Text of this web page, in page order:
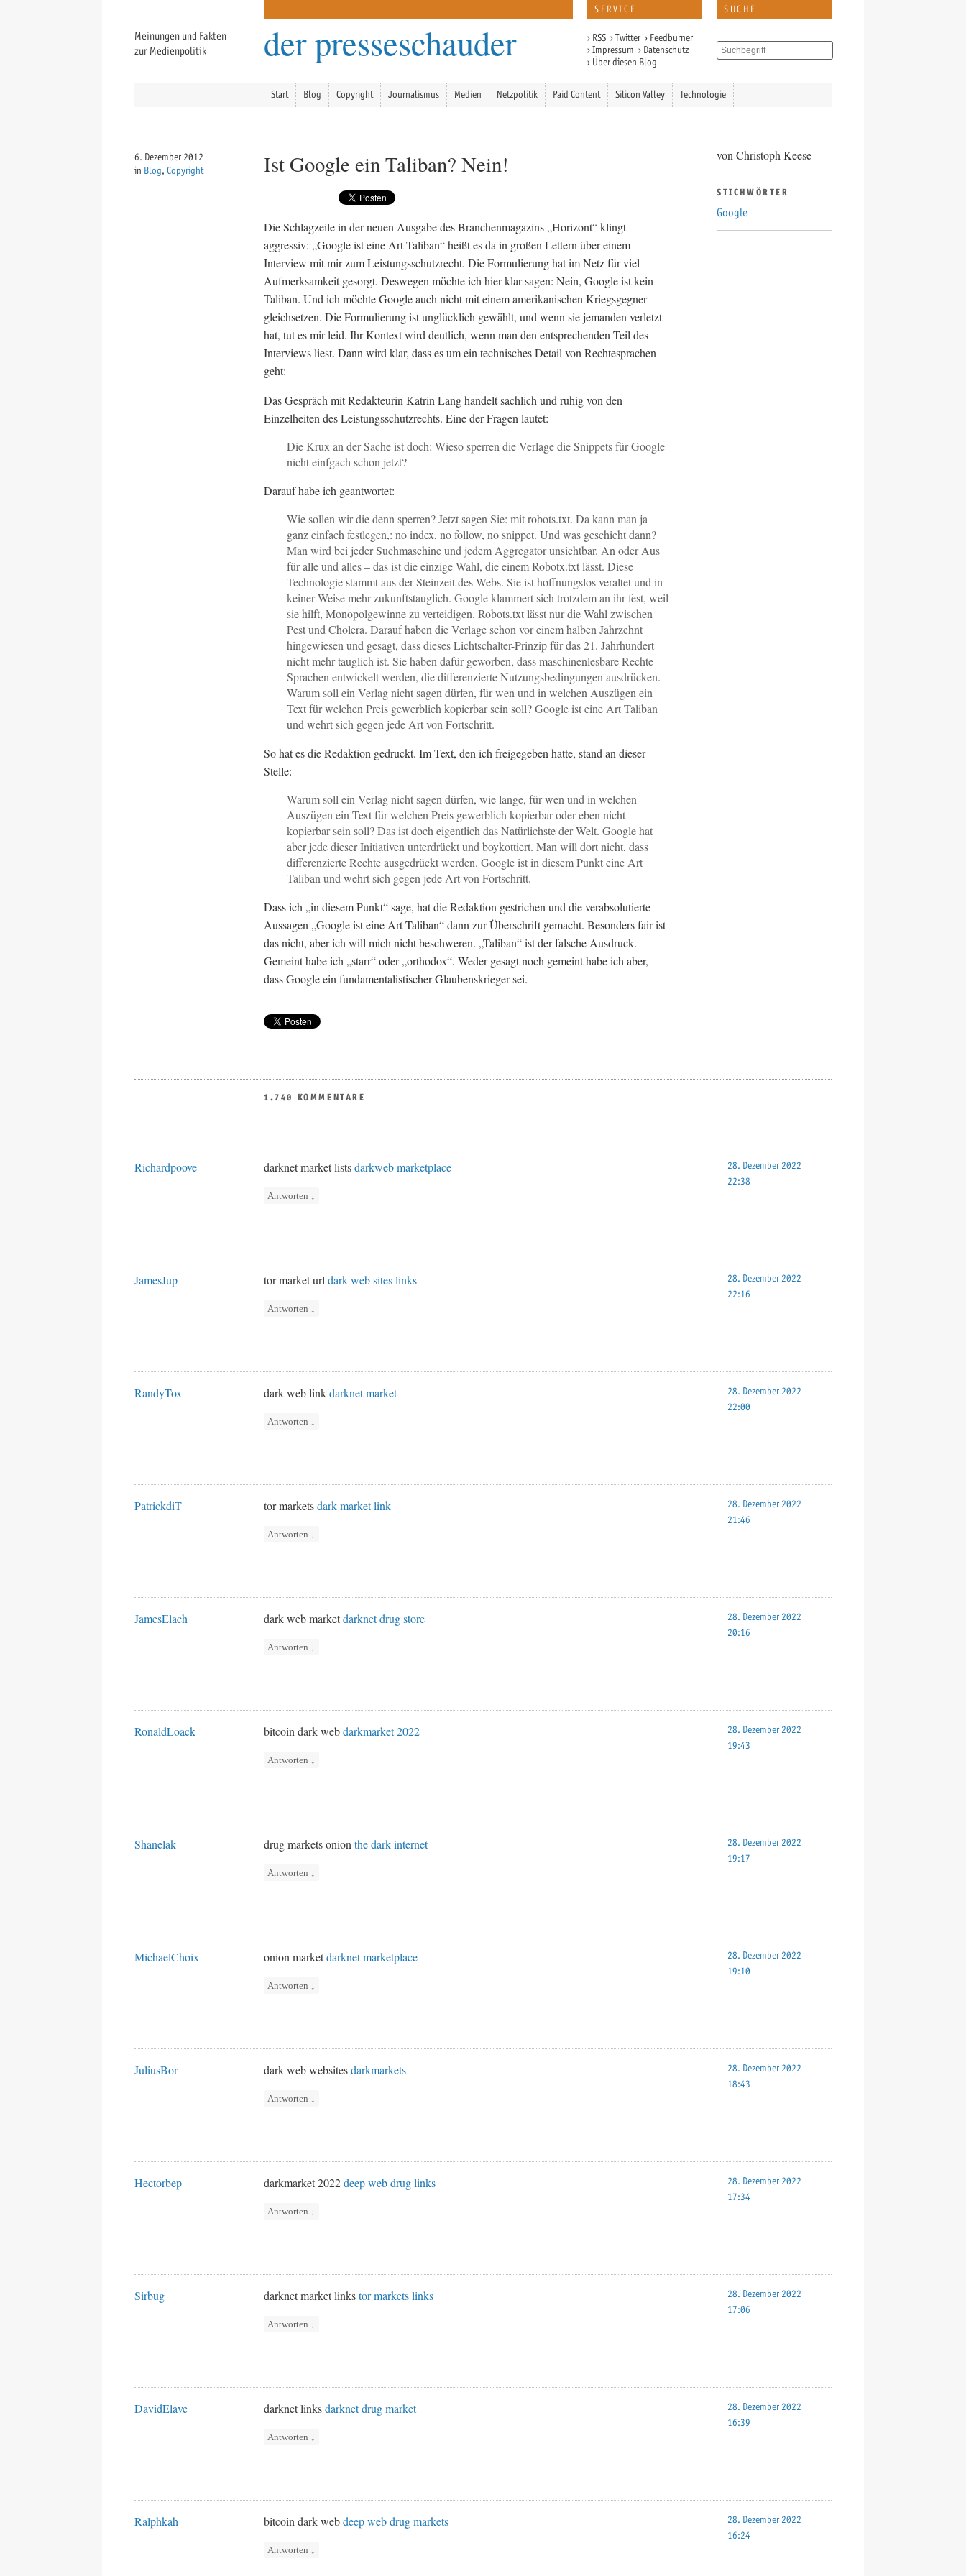
Meinungen und Fakten
zur Medienpolitik
der presseschauder
SERVICE
› RSS ›Twitter › Feedburner
›Impressum › Datenschutz
› Über diesen Blog
SUCHE
Start Blog Copyright Journalismus Medien Netzpolitik Paid Content Silicon Valley Technologie
6. Dezember 2012
in Blog, Copyright Ist Google ein Taliban? Nein!
Die Schlagzeile in der neuen Ausgabe des Branchenmagazins „Horizont“ klingt
aggressiv: „Google ist eine Art Taliban“ heißt es da in großen Lettern über einem
Interview mit mir zum Leistungsschutzrecht. Die Formulierung hat im Netz für viel
Aufmerksamkeit gesorgt. Deswegen möchte ich hier klar sagen: Nein, Google ist kein
Taliban. Und ich möchte Google auch nicht mit einem amerikanischen Kriegsgegner
gleichsetzen. Die Formulierung ist unglücklich gewählt, und wenn sie jemanden verletzt
hat, tut es mir leid. Ihr Kontext wird deutlich, wenn man den entsprechenden Teil des
Interviews liest. Dann wird klar, dass es um ein technisches Detail von Rechtesprachen
geht:
Das Gespräch mit Redakteurin Katrin Lang handelt sachlich und ruhig von den
Einzelheiten des Leistungsschutzrechts. Eine der Fragen lautet:
Die Krux an der Sache ist doch: Wieso sperren die Verlage die Snippets für Google
nicht einfgach schon jetzt?
Darauf habe ich geantwortet:
Wie sollen wir die denn sperren? Jetzt sagen Sie: mit robots.txt. Da kann man ja
ganz einfach festlegen,: no index, no follow, no snippet. Und was geschieht dann?
Man wird bei jeder Suchmaschine und jedem Aggregator unsichtbar. An oder Aus
für alle und alles – das ist die einzige Wahl, die einem Robotx.txt lässt. Diese
Technologie stammt aus der Steinzeit des Webs. Sie ist hoffnungslos veraltet und in
keiner Weise mehr zukunftstauglich. Google klammert sich trotzdem an ihr fest, weil
sie hilft, Monopolgewinne zu verteidigen. Robots.txt lässt nur die Wahl zwischen
Pest und Cholera. Darauf haben die Verlage schon vor einem halben Jahrzehnt
hingewiesen und gesagt, dass dieses Lichtschalter-Prinzip für das 21. Jahrhundert
nicht mehr tauglich ist. Sie haben dafür geworben, dass maschinenlesbare Rechte-
Sprachen entwickelt werden, die differenzierte Nutzungsbedingungen ausdrücken.
Warum soll ein Verlag nicht sagen dürfen, für wen und in welchen Auszügen ein
Text für welchen Preis gewerblich kopierbar sein soll? Google ist eine Art Taliban
und wehrt sich gegen jede Art von Fortschritt.
So hat es die Redaktion gedruckt. Im Text, den ich freigegeben hatte, stand an dieser
Stelle:
Warum soll ein Verlag nicht sagen dürfen, wie lange, für wen und in welchen
Auszügen ein Text für welchen Preis gewerblich kopierbar oder eben nicht
kopierbar sein soll? Das ist doch eigentlich das Natürlichste der Welt. Google hat
aber jede dieser Initiativen unterdrückt und boykottiert. Man will dort nicht, dass
differenzierte Rechte ausgedrückt werden. Google ist in diesem Punkt eine Art
Taliban und wehrt sich gegen jede Art von Fortschritt.
Dass ich „in diesem Punkt“ sage, hat die Redaktion gestrichen und die verabsolutierte
Aussagen „Google ist eine Art Taliban“ dann zur Überschrift gemacht. Besonders fair ist
das nicht, aber ich will mich nicht beschweren. „Taliban“ ist der falsche Ausdruck.
Gemeint habe ich „starr“ oder „orthodox“. Weder gesagt noch gemeint habe ich aber,
dass Google ein fundamentalistischer Glaubenskrieger sei.
von Christoph Keese
STICHWÖRTER
Google
1.740 KOMMENTARE
Richardpoove darknet market listsdarkweb marketplace
Antworten ↓
28. Dezember 2022
22:38
JamesJup tor market urldark web sites links
Antworten ↓
28. Dezember 2022
22:16
RandyTox dark web linkdarknet market
Antworten ↓
28. Dezember 2022
22:00
PatrickdiT tor marketsdark market link
Antworten ↓
28. Dezember 2022
21:46
JamesElach dark web marketdarknet drug store
Antworten ↓
28. Dezember 2022
20:16
RonaldLoack bitcoin dark webdarkmarket 2022
Antworten ↓
28. Dezember 2022
19:43
Shanelak drug markets onionthe dark internet
Antworten ↓
28. Dezember 2022
19:17
MichaelChoix onion marketdarknet marketplace
Antworten ↓
28. Dezember 2022
19:10
JuliusBor dark web websitesdarkmarkets
Antworten ↓
28. Dezember 2022
18:43
Hectorbep darkmarket 2022deep web drug links
Antworten ↓
28. Dezember 2022
17:34
Sirbug darknet market linkstor markets links
Antworten ↓
28. Dezember 2022
17:06
DavidElave darknet linksdarknet drug market
Antworten ↓
28. Dezember 2022
16:39
Ralphkah bitcoin dark webdeep web drug markets
Antworten ↓
28. Dezember 2022
16:24